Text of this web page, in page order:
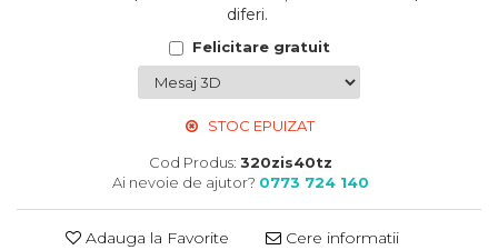
diferi.
Felicitare gratuit
STOC EPUIZAT
Cod Produs: 320zis40tz
Ai nevoie de ajutor? 0773 724 140
Adauga la Favorite Cere informatii